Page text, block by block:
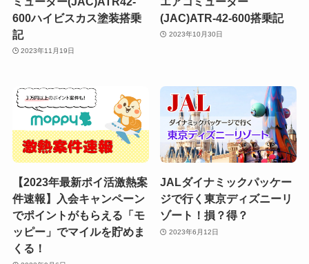
600ハイビスカス塗装搭乗
記
2023年11月19日
(JAC)ATR-42-600搭乗記
2023年10月30日
【2023年最新ポイ活激熱案
件速報】入会キャンペーン
でポイントがもらえる「モ
ッピー」でマイルを貯めま
くる！
JALダイナミックパッケー
ジで行く東京ディズニーリ
ゾート！損？得？
2023年6月12日